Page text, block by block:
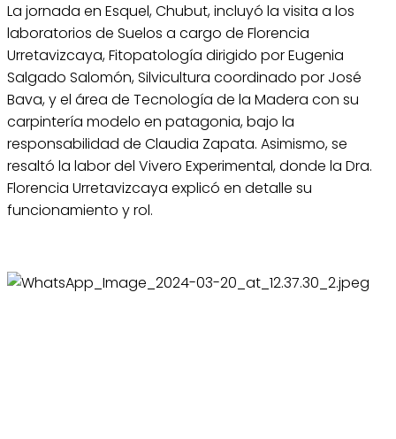
La jornada en Esquel, Chubut, incluyó la visita a los
laboratorios de Suelos a cargo de Florencia
Urretavizcaya, Fitopatología dirigido por Eugenia
Salgado Salomón, Silvicultura coordinado por José
Bava, y el área de Tecnología de la Madera con su
carpintería modelo en patagonia, bajo la
responsabilidad de Claudia Zapata. Asimismo, se
resaltó la labor del Vivero Experimental, donde la Dra.
Florencia Urretavizcaya explicó en detalle su
funcionamiento y rol.